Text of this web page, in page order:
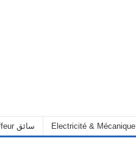
Chauffeur سائق Electricité & Mécanique